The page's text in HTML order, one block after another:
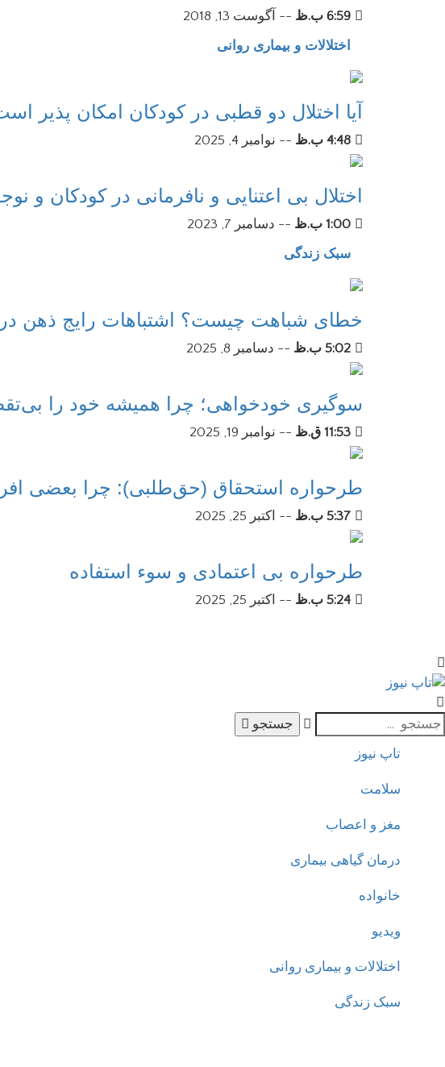
6:59 ب.ظ -- آگوست 13, 2018
اختلالات و بیماری روانی
آیا اختلال دو قطبی در کودکان امکان پذیر
4:48 ب.ظ -- نوامبر 4, 2025
اختلال بی اعتنایی و نافرمانی در کودکان و
1:00 ب.ظ -- دسامبر 7, 2023
سبک زندگی
خطای شباهت چیست؟ اشتباهات رایج ذهن
5:02 ب.ظ -- دسامبر 8, 2025
سوگیری خودخواهی؛ چرا همیشه خود را
11:53 ق.ظ -- نوامبر 19, 2025
طرحواره استحقاق (حق‌طلبی): چرا بعضی
5:37 ب.ظ -- اکتبر 25, 2025
طرحواره بی اعتمادی و سوء استفاده
5:24 ب.ظ -- اکتبر 25, 2025
جستجو
تاپ نیوز
سلامت
مغز و اعصاب
درمان گیاهی بیماری
خانواده
ویدیو
اختلالات و بیماری روانی
سبک زندگی